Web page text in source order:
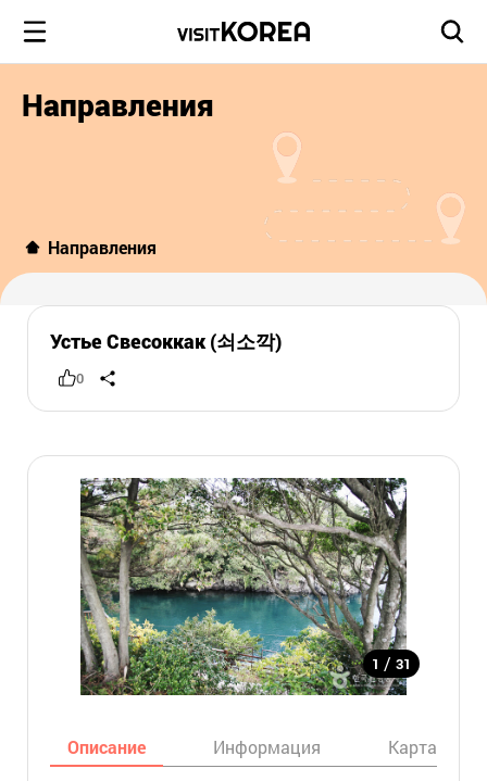
Направления
Направления
Устье Свесоккак (쇠소깍)
0
1 / 31
Описание Информация Карта